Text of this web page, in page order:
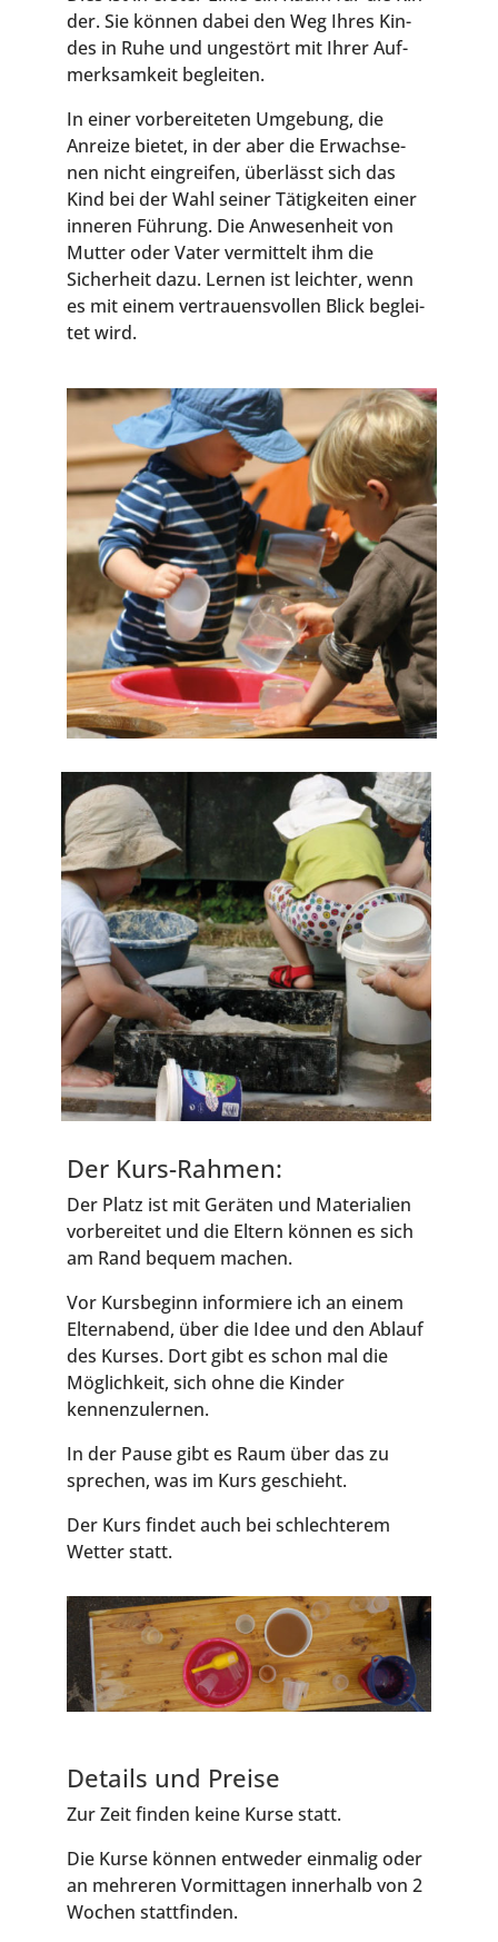
der. Sie kön­nen dabei den Weg Ihres Kin­
des in Ruhe und unge­stört mit Ihrer Auf­
merk­sam­keit begleiten.
In einer vor­be­rei­te­ten Umge­bung, die
Anrei­ze bie­tet, in der aber die Erwach­se­
nen nicht ein­grei­fen, über­lässt sich das
Kind bei der Wahl sei­ner Tätig­kei­ten einer
inne­ren Füh­rung. Die Anwe­sen­heit von
Mut­ter oder Vater ver­mit­telt ihm die
Sicher­heit dazu. Ler­nen ist leich­ter, wenn
es mit einem ver­trau­ens­vol­len Blick beglei­
tet wird.
Der Kurs-Rah­men:
Der Platz ist mit Gerä­ten und Mate­ria­li­en
vor­be­rei­tet und die Eltern kön­nen es sich
am Rand bequem machen.
Vor Kurs­be­ginn infor­mie­re ich an einem
Eltern­abend, über die Idee und den Ablauf
des Kur­ses. Dort gibt es schon mal die
Mög­lich­keit, sich ohne die Kin­der
kennenzulernen.
In der Pau­se gibt es Raum über das zu
spre­chen, was im Kurs geschieht.
Der Kurs fin­det auch bei schlech­te­rem
Wet­ter statt.
Details und Preise
Zur Zeit fin­den kei­ne Kur­se statt.
Die Kur­se kön­nen ent­we­der ein­ma­lig oder
an meh­re­ren Vor­mit­ta­gen inner­halb von 2
Wochen stattfinden.